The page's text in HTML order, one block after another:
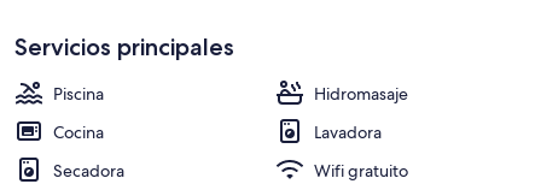
Island
Servicios principales
Piscina
Hidromasaje
Cocina
Lavadora
Secadora
Wifi gratuito